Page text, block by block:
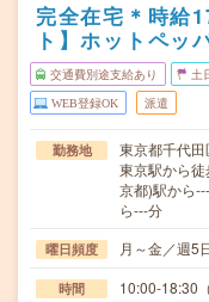
完全在宅＊時給
ト】ホットペッ
交通費別途支給あり 土
WEB登録OK 派遣
勤務地
東京都千代田
東京駅から
京都)駅から
ら---分
曜日頻度 月～金／週
時間 10:00-18:30